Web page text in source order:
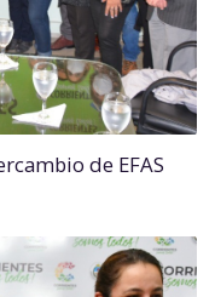
de EFAS